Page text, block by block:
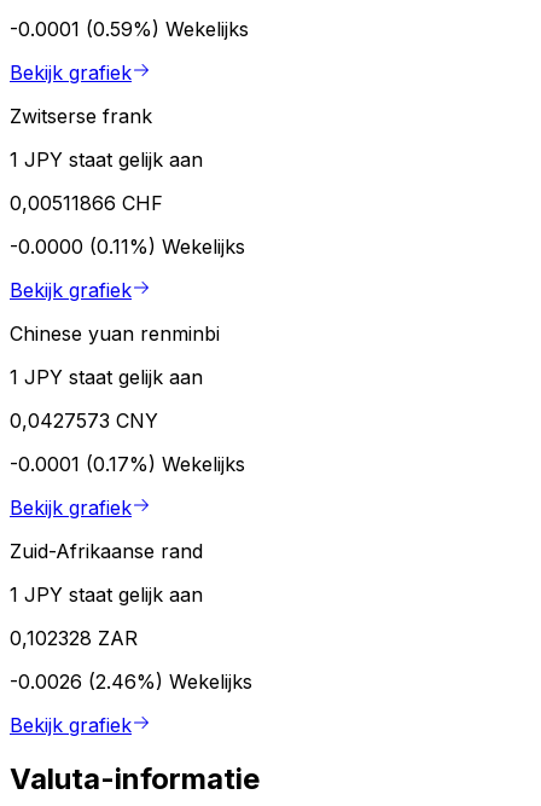
-0.0001 (0.59%) Wekelijks
Bekijk grafiek
Zwitserse frank
1 JPY staat gelijk aan
0,00511866 CHF
-0.0000 (0.11%) Wekelijks
Bekijk grafiek
Chinese yuan renminbi
1 JPY staat gelijk aan
0,0427573 CNY
-0.0001 (0.17%) Wekelijks
Bekijk grafiek
Zuid-Afrikaanse rand
1 JPY staat gelijk aan
0,102328 ZAR
-0.0026 (2.46%) Wekelijks
Bekijk grafiek
Valuta-informatie